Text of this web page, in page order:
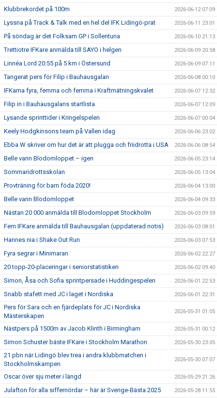
Klubbrekordet på 100m 2026-06-12 07:09
Lyssna på Track & Talk med en hel del IFK Lidingö-prat 2026-06-11 23:01
På söndag är det Folksam GP i Sollentuna 2026-06-10 21:13
Trettiotre IFKare anmälda till SAYO i helgen 2026-06-09 20:58
Linnéa Lord 20:55 på 5 km i Östersund 2026-06-09 07:11
Tangerat pers för Filip i Bauhausgalan 2026-06-08 00:10
IFKarna fyra, femma och femma i Kraftmätningskvalet 2026-06-07 12:32
Filip in i Bauhausgalans startlista 2026-06-07 12:09
Lysande sprinttider i Kringelspelen 2026-06-07 00:04
Keely Hodgkinsons team på Vallen idag 2026-06-06 23:02
Ebba W skriver om hur det är att plugga och friidrotta i USA 2026-06-06 08:54
Belle vann Blodomloppet – igen 2026-06-05 23:14
Sommaridrottsskolan 2026-06-05 13:04
Provträning för barn föda 2020! 2026-06-04 13:00
Belle vann Blodomloppet 2026-06-04 09:33
Nästan 20 000 anmälda till Blodomloppet Stockholm 2026-06-03 09:59
Fem IFKare anmälda till Bauhausgalan (uppdaterad notis) 2026-06-03 08:01
Hannes nia i Shake Out Run 2026-06-03 07:53
Fyra segrar i Minimaran 2026-06-02 22:27
20 topp-20-placeringar i seniorstatistiken 2026-06-02 09:40
Simon, Åsa och Sofia sprintpersade i Huddingespelen 2026-06-01 22:53
Snabb stafett med JC i laget i Nordiska 2026-06-01 22:31
Pers för Sara och en fjärdeplats för JC i Nordiska
Mästerskapen
2026-05-31 01:05
Nästpers på 1500m av Jacob Klinth i Birmingham 2026-05-31 00:12
Simon Schuster bäste IFKare i Stockholm Marathon 2026-05-30 23:05
21 pbn när Lidingö blev trea i andra klubbmatchen i
Stockholmskampen
2026-05-30 07:07
Oscar över sju meter i längd 2026-05-29 21:26
Julafton för alla siffernördar – här är Sverige-Bästa 2025 2026-05-28 11:55